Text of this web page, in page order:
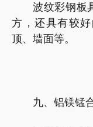
波纹彩钢板
方，还具有较
顶、墙面等。
九、铝镁锰